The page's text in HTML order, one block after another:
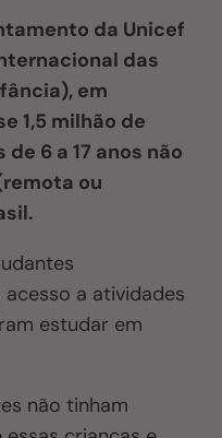
da Unicef
das
em
1,5 milhão de
6 a 17 anos não
ou
a atividades
estudar em
não tinham